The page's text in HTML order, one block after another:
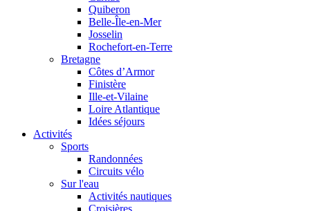
Quiberon
Belle-Île-en-Mer
Josselin
Rochefort-en-Terre
Bretagne
Côtes d’Armor
Finistère
Ille-et-Vilaine
Loire Atlantique
Idées séjours
Activités
Sports
Randonnées
Circuits vélo
Sur l'eau
Activités nautiques
Croisières